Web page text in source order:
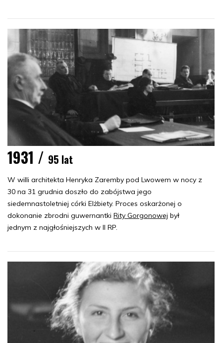
1931 / 95 lat
W willi architekta Henryka Zaremby pod Lwowem w nocy z
30 na 31 grudnia doszło do zabójstwa jego
siedemnastoletniej córki Elżbiety. Proces oskarżonej o
dokonanie zbrodni guwernantki Rity Gorgonowej był
jednym z najgłośniejszych w II RP.